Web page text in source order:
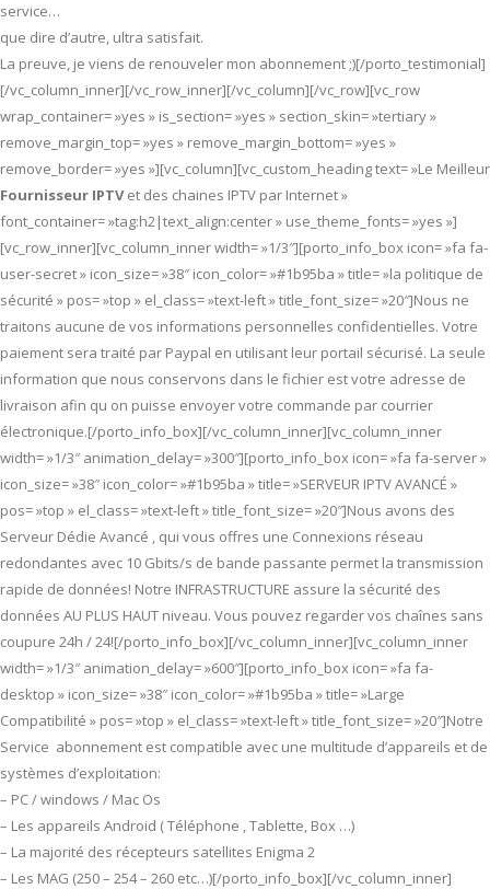
service…
que dire d’autre, ultra satisfait.
La preuve, je viens de renouveler mon abonnement ;)[/porto_testimonial]
[/vc_column_inner][/vc_row_inner][/vc_column][/vc_row][vc_row
wrap_container= »yes » is_section= »yes » section_skin= »tertiary »
remove_margin_top= »yes » remove_margin_bottom= »yes »
remove_border= »yes »][vc_column][vc_custom_heading text= »Le Meilleur
Fournisseur IPTVet des chaines IPTV par Internet »
font_container= »tag:h2|text_align:center » use_theme_fonts= »yes »]
[vc_row_inner][vc_column_inner width= »1/3″][porto_info_box icon= »fa fa-
user-secret » icon_size= »38″ icon_color= »#1b95ba » title= »la politique de
sécurité » pos= »top » el_class= »text-left » title_font_size= »20″]Nous ne
traitons aucune de vos informations personnelles confidentielles. Votre
paiement sera traité par Paypal en utilisant leur portail sécurisé. La seule
information que nous conservons dans le fichier est votre adresse de
livraison afin qu on puisse envoyer votre commande par courrier
électronique.[/porto_info_box][/vc_column_inner][vc_column_inner
width= »1/3″ animation_delay= »300″][porto_info_box icon= »fa fa-server »
icon_size= »38″ icon_color= »#1b95ba » title= »SERVEUR IPTV AVANCÉ »
pos= »top » el_class= »text-left » title_font_size= »20″]Nous avons des
Serveur Dédie Avancé , qui vous offres une Connexions réseau
redondantes avec 10 Gbits/s de bande passante permet la transmission
rapide de données! Notre INFRASTRUCTURE assure la sécurité des
données AU PLUS HAUT niveau. Vous pouvez regarder vos chaînes sans
coupure 24h / 24![/porto_info_box][/vc_column_inner][vc_column_inner
width= »1/3″ animation_delay= »600″][porto_info_box icon= »fa fa-
desktop » icon_size= »38″ icon_color= »#1b95ba » title= »Large
Compatibilité » pos= »top » el_class= »text-left » title_font_size= »20″]Notre
Service abonnement est compatible avec une multitude d’appareils et de
systèmes d’exploitation:
– PC / windows / Mac Os
– Les appareils Android ( Téléphone , Tablette, Box …)
– La majorité des récepteurs satellites Enigma 2
– Les MAG (250 – 254 – 260 etc…)[/porto_info_box][/vc_column_inner]